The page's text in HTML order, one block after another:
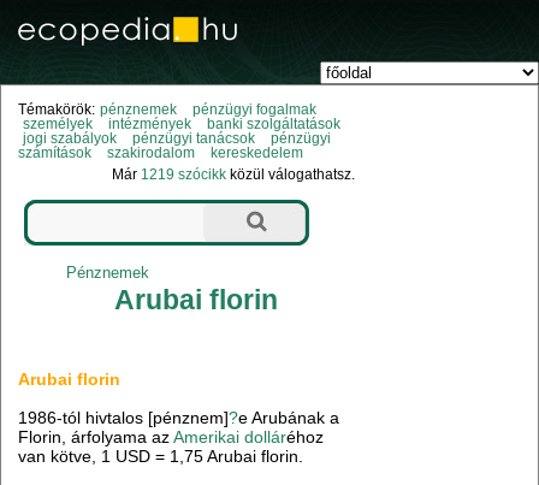
Témakörök: pénznemek
pénzügyi fogalmak
személyek
intézmények
banki szolgáltatások
jogi szabályok
pénzügyi tanácsok
pénzügyi
számítások
szakirodalom
kereskedelem
Már 1219 szócikk közül válogathatsz.
Pénznemek
Arubai florin
Arubai florin
1986-tól hivtalos [pénznem]?e Arubának a
Florin, árfolyama azAmerikai dolláréhoz
van kötve, 1 USD = 1,75 Arubai florin.